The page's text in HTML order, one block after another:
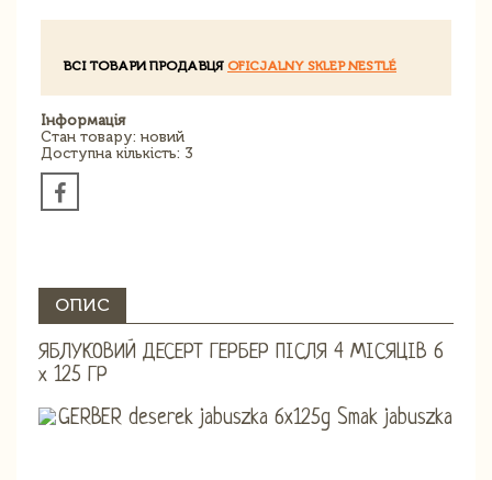
ВСІ ТОВАРИ ПРОДАВЦЯ OFICJALNY SKLEP NESTLÉ
Інформація
Стан товару: новий
Доступна кількість: 3
ОПИС
ЯБЛУКОВИЙ ДЕСЕРТ ГЕРБЕР ПІСЛЯ 4 МІСЯЦІВ 6
х 125 ГР